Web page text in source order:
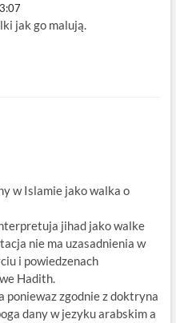
jak go malują.
w Islamie jako walka o
jihad jako walke
nie ma uzasadnienia w
i powiedzenach
Hadith.
poniewaz zgodnie z doktryna
dany w jezyku arabskim a